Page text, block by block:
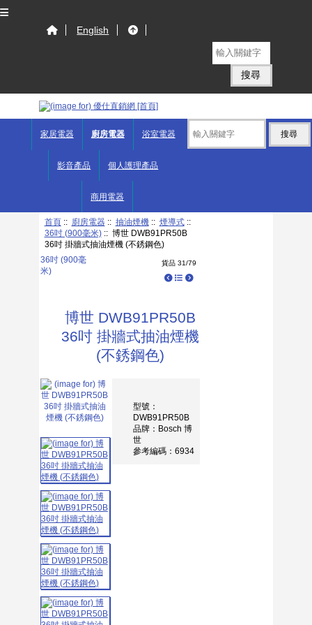
English
家居電器 廚房電器 浴室電器
影音產品 個人護理產品
商用電器
首頁:: 廚房電器:: 抽油煙機:: 煙導式::
36吋 (900毫米):: 博世 DWB91PR50B
36吋 掛牆式抽油煙機 (不銹鋼色)
36吋 (900毫
米)
貨品 31/79
博世 DWB91PR50B
36吋 掛牆式抽油煙機
(不銹鋼色)
型號：
DWB91PR50B
品牌：Bosch 博
世
參考編碼：6934